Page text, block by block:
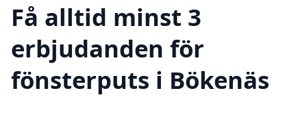
Få alltid minst 3
erbjudanden för
fönsterputs i Bökenäs